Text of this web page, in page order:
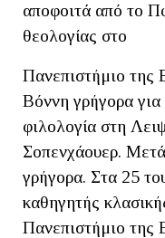
αποφοιτά από το
θεολογίας στο
Πανεπιστήμιο της
Βόννη γρήγορα για
φιλολογία στη
Σοπενχάουερ.
γρήγορα. Στα 25
καθηγητής
Πανεπιστήμιο της